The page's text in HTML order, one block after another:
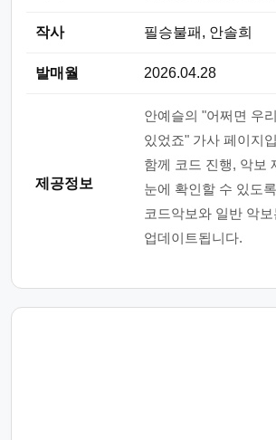
작사 필승불패, 안솔희
발매월 2026.04.28
제공정보
안예슬의 "어쩌면 우
있었죠" 가사 페이지
함께 코드 진행, 악보
눈에 확인할 수 있도
코드악보와 일반 악
업데이트됩니다.